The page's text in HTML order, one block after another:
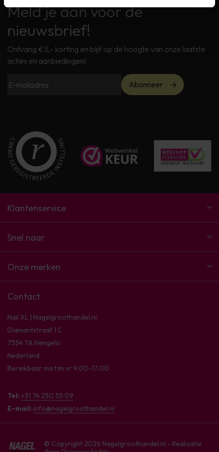
Meld je aan voor de
nieuwsbrief!
Ontvang €5,- korting en blijf op de hoogte van onze laatste
acties en aanbiedingen!
Abonneer
Klantenservice
Snel naar
Onze merken
Contact
Nail XL | Nagelgroothandel.nl
Diamantstraat 1 C
7554 TA Hengelo
Nederland
Bereikbaar ma t/m vr 9:00-17:00
Tel: +31 74 250 55 09
E-mail: info@nagelgroothandel.nl
© Copyright 2026 Nagelgroothandel.nl - Realisatie